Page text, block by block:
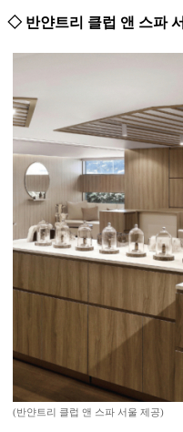
◇ 반얀트리 클럽 앤 스파
(반얀트리 클럽 앤 스파 서울 제공)